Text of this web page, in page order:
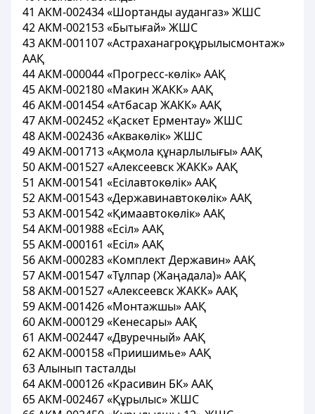
41 АКМ-002434 «Шортанды аудангаз» ЖШС
42 АКМ-002153 «Бытығай» ЖШС
43 АКМ-001107 «Астраханагроқұрылысмонтаж»
ААҚ
44 АКМ-000044 «Прогресс-көлік» ААҚ
45 АКМ-002180 «Макин ЖАКК» ААҚ
46 АКМ-001454 «Атбасар ЖАКК» ААҚ
47 АКМ-002452 «Қаскет Ерментау» ЖШС
48 АКМ-002436 «Аквакөлік» ЖШС
49 АКМ-001713 «Ақмола құнарлылығы» ААҚ
50 АКМ-001527 «Алексеевск ЖАКК» ААҚ
51 АКМ-001541 «Есілавтокөлік» ААҚ
52 АКМ-001543 «Державинавтокөлік» ААҚ
53 АКМ-001542 «Қимаавтокөлік» ААҚ
54 АКМ-001988 «Есіл» ААҚ
55 АКМ-000161 «Есіл» ААҚ
56 АКМ-000283 «Комплект Державин» ААҚ
57 АКМ-001547 «Тұлпар (Жаңадала)» ААҚ
58 АКМ-001527 «Алексеевск ЖАКК» ААҚ
59 АКМ-001426 «Монтажшы» ААҚ
60 АКМ-000129 «Кенесары» ААҚ
61 АКМ-002447 «Двуречный» ААҚ
62 АКМ-000158 «Приишимье» ААҚ
63 Алынып тасталды
64 АКМ-000126 «Красивин БК» ААҚ
65 АКМ-002467 «Құрылыс» ЖШС